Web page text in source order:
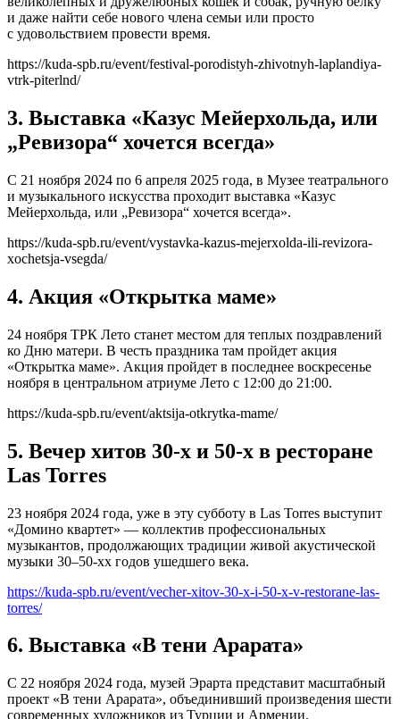
и даже найти себе нового члена семьи или просто
с удовольствием провести время.
https://kuda-spb.ru/event/festival-porodistyh-zhivotnyh-laplandiya-
vtrk-piterlnd/
3. Выставка «Казус Мейерхольда, или
„Ревизора“ хочется всегда»
С 21 ноября 2024 по 6 апреля 2025 года, в Музее театрального
и музыкального искусства проходит выставка «Казус
Мейерхольда, или „Ревизора“ хочется всегда».
https://kuda-spb.ru/event/vystavka-kazus-mejerxolda-ili-revizora-
xochetsja-vsegda/
4. Акция «Открытка маме»
24 ноября ТРК Лето станет местом для теплых поздравлений
ко Дню матери. В честь праздника там пройдет акция
«Открытка маме». Акция пройдет в последнее воскресенье
ноября в центральном атриуме Лето с 12:00 до 21:00.
https://kuda-spb.ru/event/aktsija-otkrytka-mame/
5. Вечер хитов 30-х и 50-х в ресторане
Las Torres
23 ноября 2024 года, уже в эту субботу в Las Torres выступит
«Домино квартет» — коллектив профессиональных
музыкантов, продолжающих традиции живой акустической
музыки 30–50-хх годов ушедшего века.
https://kuda-spb.ru/event/vecher-xitov-30-x-i-50-x-v-restorane-las-
torres/
6. Выставка «В тени Арарата»
С 22 ноября 2024 года, музей Эрарта представит масштабный
проект «В тени Арарата», объединивший произведения шести
современных художников из Турции и Армении.